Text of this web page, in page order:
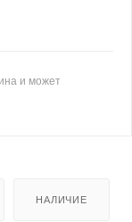
и может
НАЛИЧИЕ